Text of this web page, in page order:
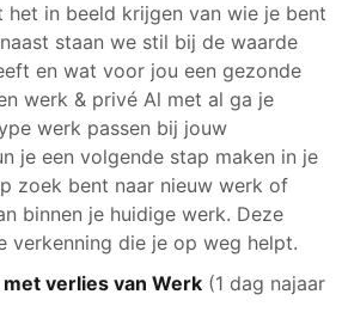
in beeld krijgen van wie je bent
staan we stil bij de waarde
en wat voor jou een gezonde
werk & privé Al met al ga je
werk passen bij jouw
je een volgende stap maken in je
zoek bent naar nieuw werk of
binnen je huidige werk. Deze
verkenning die je op weg helpt.
verlies van Werk (1 dag najaar